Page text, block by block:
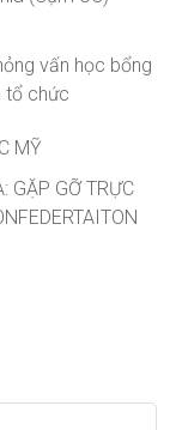
vấn học bổng
tổ chức
MỸ
GẶP GỠ TRỰC